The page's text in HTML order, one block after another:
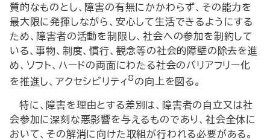
質的なものとし、障害の有無にかかわらず、その能力を
最大限に発揮しながら、安心して生活できるようにする
ため、障害者の活動を制限し、社会への参加を制約して
いる、事物、制度、慣行、観念等の社会的障壁の除去を進
め、ソフト、ハードの両面にわたる社会のバリアフリー化
を推進し、アクセシビリティ 8 の向上を図る。
特に、障害を理由とする差別は、障害者の自立又は社
会参加に深刻な悪影響を与えるものであり、社会全体に
おいて、その解消に向けた取組が行われる必要がある。